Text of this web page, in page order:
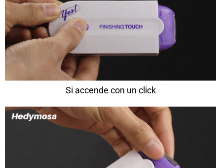
Si accende con un click